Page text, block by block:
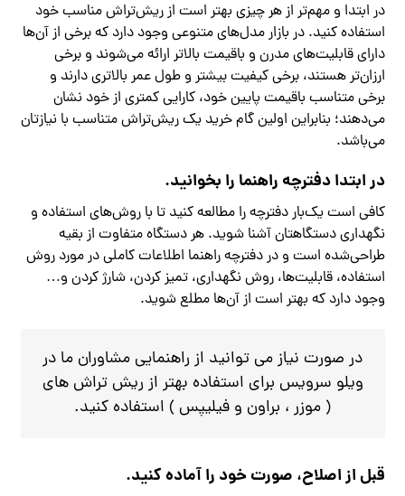
در ابتدا و مهم‌تر از هر چیزی بهتر است از ریش‌تراش مناسب خود
استفاده کنید. در بازار مدل‌های متنوعی وجود دارد که برخی از آن‌ها
دارای قابلیت‌های مدرن و باقیمت بالاتر ارائه می‌شوند و برخی
ارزان‌تر هستند، برخی کیفیت بیشتر و طول عمر بالاتری دارند و
برخی متناسب باقیمت پایین خود، کارایی کمتری از خود نشان
می‌دهند؛ بنابراین اولین گام خرید یک ریش‌تراش متناسب با نیازتان
می‌باشد.
در ابتدا دفترچه راهنما را بخوانید.
کافی است یک‌بار دفترچه را مطالعه کنید تا با روش‌های استفاده و
نگهداری دستگاهتان آشنا شوید. هر دستگاه متفاوت از بقیه
طراحی‌شده است و در دفترچه راهنما اطلاعات کاملی در مورد روش
استفاده، قابلیت‌ها، روش نگهداری، تمیز کردن، شارژ کردن و…
وجود دارد که بهتر است از آن‌ها مطلع شوید.
در صورت نیاز می توانید از راهنمایی مشاوران ما در
ویلو سرویس برای استفاده بهتر از ریش تراش های
( موزر ، براون و فیلیپس ) استفاده کنید.
قبل از اصلاح، صورت خود را آماده کنید.